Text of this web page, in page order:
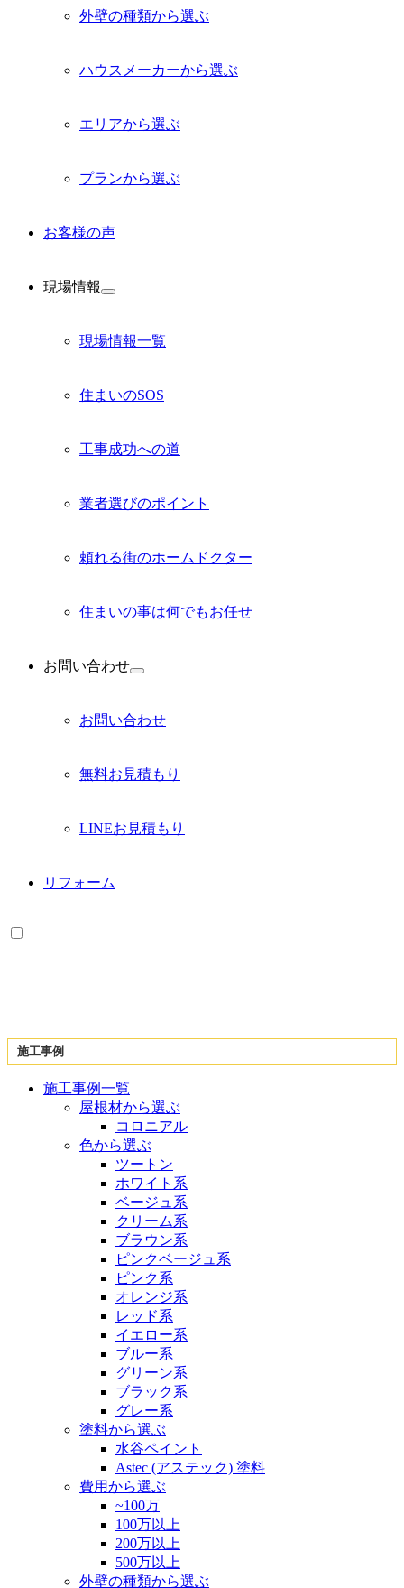
外壁の種類から選ぶ
ハウスメーカーから選ぶ
エリアから選ぶ
プランから選ぶ
お客様の声
現場情報
サ
ニ
を
現場情報一覧
住まいのSOS
工事成功への道
業者選びのポイント
頼れる街のホームドクター
住まいの事は何でもお任せ
お問い合わせ
サ
ニ
を
お問い合わせ
無料お見積もり
LINEお見積もり
リフォーム
施工事例
施工事例一覧
屋根材から選ぶ
コロニアル
色から選ぶ
ツートン
ホワイト系
ベージュ系
クリーム系
ブラウン系
ピンクベージュ系
ピンク系
オレンジ系
レッド系
イエロー系
ブルー系
グリーン系
ブラック系
グレー系
塗料から選ぶ
水谷ペイント
Astec (アステック) 塗料
費用から選ぶ
~100万
100万以上
200万以上
500万以上
外壁の種類から選ぶ